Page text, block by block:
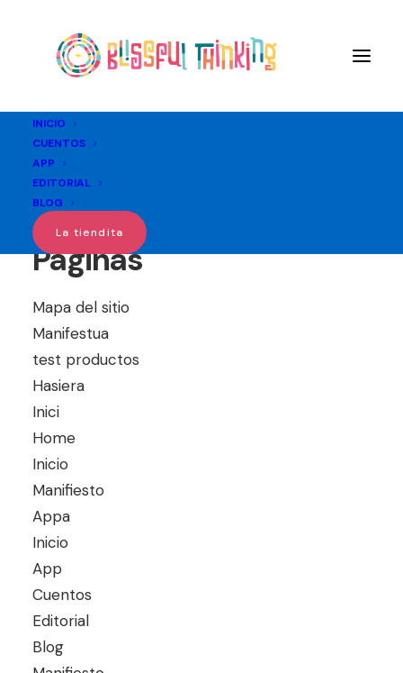
INICIO
CUENTOS
APP
EDITORIAL
BLOG
La tiendita
Site map
Páginas
Mapa del sitio
Manifestua
test productos
Hasiera
Inici
Home
Inicio
Manifiesto
Appa
Inicio
App
Cuentos
Editorial
Blog